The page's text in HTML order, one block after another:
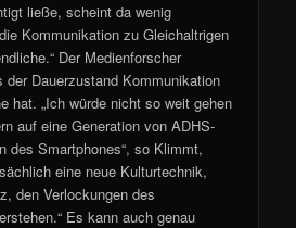
ließe, scheint da wenig
Kommunikation zu Gleichaltrigen
Der Medienforscher
Dauerzustand Kommunikation
hat. „Ich würde nicht so weit gehen
auf eine Generation von ADHS-
des Smartphones“, so Klimmt,
eine neue Kulturtechnik,
den Verlockungen des
Es kann auch genau